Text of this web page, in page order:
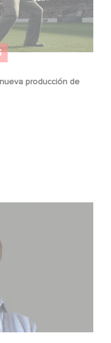
producción de
investigación sobre